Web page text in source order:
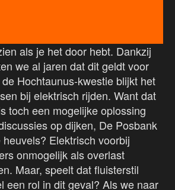
als je het door hebt. Dankzij
we al jaren dat dit geldt voor
Hochtaunus-kwestie blijkt het
bij elektrisch rijden. Want dat
toch een mogelijke oplossing
op dijken, De Posbank
Elektrisch voorbij
onmogelijk als overlast
Maar, speelt dat fluisterstil
een rol in dit geval? Als we naar